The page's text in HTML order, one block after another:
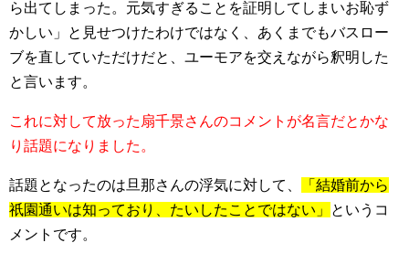
ら出てしまった。元気すぎることを証明してしまいお恥ず
かしい」
と見せつけたわけではなく、あくまでもバスロー
ブを直していただけだと、ユーモアを交えながら釈明した
と言います。
これに対して放った扇千景さんのコメントが名言だとかな
り話題になりました。
話題となったのは旦那さんの浮気に対して、
「結婚前から
祇園通いは知っており、たいしたことではない」
というコ
メントです。